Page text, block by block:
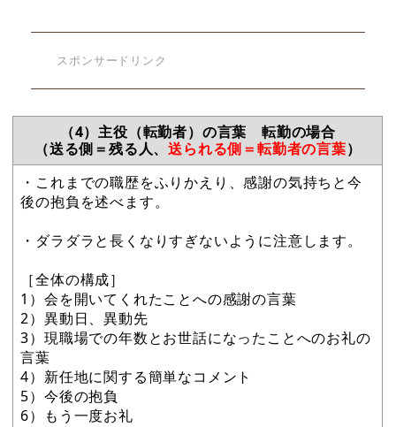
スポンサードリンク
（4）主役（転勤者）の言葉 転勤の場合
（送る側＝残る人、送られる側＝転勤者の言葉）
・これまでの職歴をふりかえり、感謝の気持ちと今
後の抱負を述べます。
・ダラダラと長くなりすぎないように注意します。
［全体の構成］
1）会を開いてくれたことへの感謝の言葉
2）異動日、異動先
3）現職場での年数とお世話になったことへのお礼の
言葉
4）新任地に関する簡単なコメント
5）今後の抱負
6）もう一度お礼